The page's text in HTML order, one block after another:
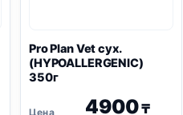
Pro PlanVet сух.
(HYPOALLERGENIC)
350г
4900₸